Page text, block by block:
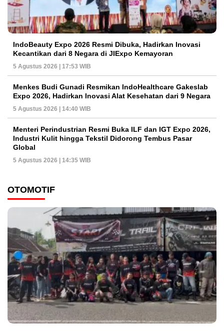
IndoBeauty Expo 2026 Resmi Dibuka, Hadirkan Inovasi
Kecantikan dari 8 Negara di JIExpo Kemayoran
5 Agustus 2026 | 17:53 WIB
Menkes Budi Gunadi Resmikan IndoHealthcare Gakeslab
Expo 2026, Hadirkan Inovasi Alat Kesehatan dari 9 Negara
5 Agustus 2026 | 14:40 WIB
Menteri Perindustrian Resmi Buka ILF dan IGT Expo 2026,
Industri Kulit hingga Tekstil Didorong Tembus Pasar
Global
5 Agustus 2026 | 14:35 WIB
OTOMOTIF